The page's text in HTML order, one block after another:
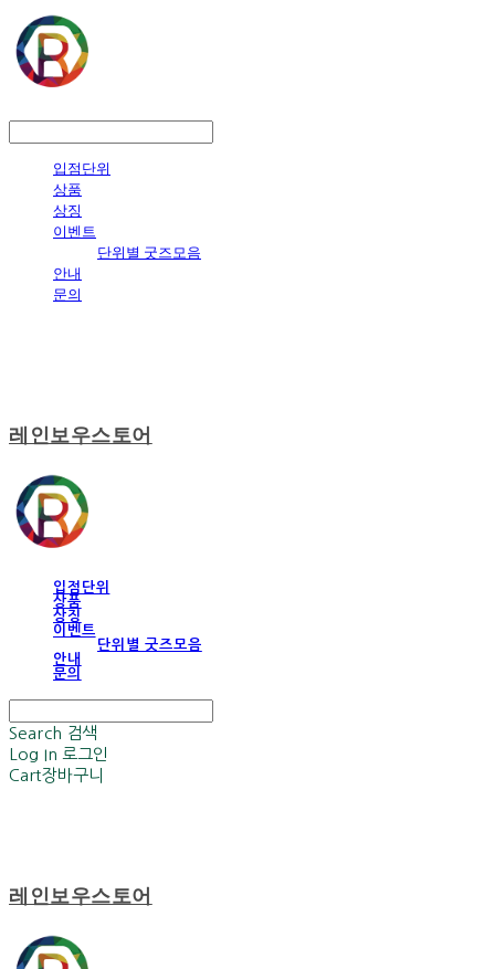
입점단위
상품
상징
이벤트
단위별 굿즈모음
안내
문의
레인보우스토어
입점단위
상품
상징
이벤트
단위별 굿즈모음
안내
문의
Search 검색
Log In 로그인
Cart장바구니
레인보우스토어